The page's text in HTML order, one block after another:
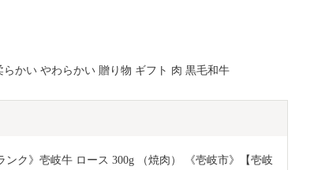
かい やわらかい 贈り物 ギフト 肉 黒毛和牛
ンク》壱岐牛 ロース 300g （焼肉） 《壱岐市》【壱岐